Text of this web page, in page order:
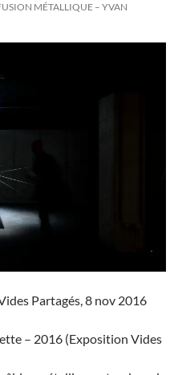
MÉTALLIQUE – YVAN
Partagés, 8 nov 2016
– 2016 (Exposition Vides